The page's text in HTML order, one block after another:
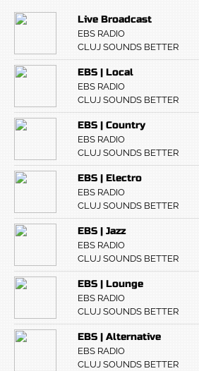
Live Broadcast
EBS RADIO
CLUJ SOUNDS BETTER
EBS | Local
EBS RADIO
CLUJ SOUNDS BETTER
EBS | Country
EBS RADIO
CLUJ SOUNDS BETTER
EBS | Electro
EBS RADIO
CLUJ SOUNDS BETTER
EBS | Jazz
EBS RADIO
CLUJ SOUNDS BETTER
EBS | Lounge
EBS RADIO
CLUJ SOUNDS BETTER
EBS | Alternative
EBS RADIO
CLUJ SOUNDS BETTER